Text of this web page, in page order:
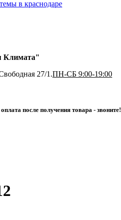
Климата"
27/1.ПН-СБ 9:00-19:00
оплата после получения товара - звоните!